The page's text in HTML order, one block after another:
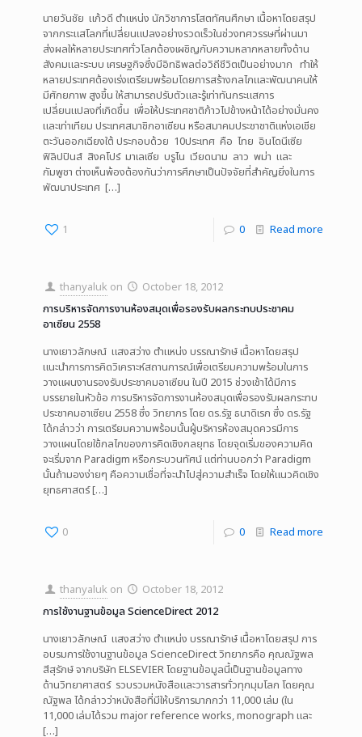
นายวันชัย แก้วดี ตำแหน่ง นักวิชาการโสตทัศนศึกษา เนื้อหาโดยสรุป
จากกระแสโลกที่เปลี่ยนแปลงอย่างรวดเร็วในช่วงทศวรรษที่ผ่านมา
ส่งผลให้หลายประเทศทั่วโลกต้องเผชิญกับความหลากหลายทั้งด้าน
สังคมและระบบ เศรษฐกิจซึ่งมีอิทธิพลต่อวิถีชีวิตเป็นอย่างมาก ทำให้
หลายประเทศต้องเร่งเตรียมพร้อมโดยการสร้างกลไกและพัฒนาคนให้
มีศักยภาพ สูงขึ้น ให้สามารถปรับตัวและรู้เท่าทันกระแสการ
เปลี่ยนแปลงที่เกิดขึ้น เพื่อให้ประเทศชาติก้าวไปข้างหน้าได้อย่างมั่นคง
และเท่าเทียม ประเทศสมาชิกอาเซียน หรือสมาคมประชาชาติแห่งเอเชีย
ตะวันออกเฉียงใต้ ประกอบด้วย 10ประเทศ คือ ไทย อินโดนีเซีย
ฟิลิปปินส์ สิงคโปร์ มาเลเซีย บรูไน เวียดนาม ลาว พม่า และ
กัมพูชา ต่างเห็นพ้องต้องกันว่าการศึกษาเป็นปัจจัยที่สำคัญยิ่งในการ
พัฒนาประเทศ […]
1 0 Read more
thanyaluk on
October 18, 2012
การบริหารจัดการงานห้องสมุดเพื่อรองรับผลกระทบประชาคม
อาเซียน 2558
นางเยาวลักษณ์ แสงสว่าง ตำแหน่ง บรรณารักษ์ เนื้อหาโดยสรุป
แนะนำการการคิดวิเคราะห์สถานการณ์เพื่อเตรียมความพร้อมในการ
วางแผนงานรองรับประชาคมอาเซียน ในปี 2015 ช่วงเช้าได้มีการ
บรรยายในหัวข้อ การบริหารจัดการงานห้องสมุดเพื่อรองรับผลกระทบ
ประชาคมอาเซียน 2558 ซึ่ง วิทยากร โดย ดร.รัฐ ธนาดิเรก ซึ่ง ดร.รัฐ
ได้กล่าวว่า การเตรียมความพร้อมนั้นผู้บริหารห้องสมุดควรมีการ
วางแผนโดยใช้กลไกของการคิดเชิงกลยุทธ โดยจุดเริ่มของความคิด
จะเริ่มจาก Paradigm หรือกระบวนทัศน์ แต่ท่านบอกว่า Paradigm
นั้นถ้ามองง่ายๆ คือความเชื่อที่จะนำไปสู่ความสำเร็จ โดยให้แนวคิดเชิง
ยุทธศาสตร์[…]
0 0 Read more
thanyaluk on
October 18, 2012
การใช้งานฐานข้อมูล ScienceDirect 2012
นางเยาวลักษณ์ แสงสว่าง ตำแหน่ง บรรณารักษ์ เนื้อหาโดยสรุป การ
อบรมการใช้งานฐานข้อมูล ScienceDirect วิทยากรคือ คุณณัฐพล
สีสุรักษ์ จากบริษัท ELSEVIER โดยฐานข้อมูลนี้เป็นฐานข้อมูลทาง
ด้านวิทยาศาสตร์ รวบรวมหนังสือและวารสารทั่วทุกมุมโลก โดยคุณ
ณัฐพล ได้กล่าวว่าหนังสือที่มีให้บริการมากกว่า 11,000 เล่ม (ใน
11,000 เล่มได้รวม major reference works, monograph และ
[…]